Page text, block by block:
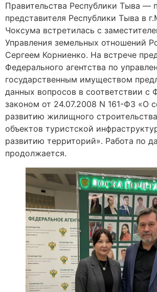
Правительства Республики Тыва —
представителя Республики Тыва в
Чоксума встретилась с
Управления земельных отношений
Сергеем Корниенко. На встрече
Федерального агентства по
государственным имуществом
данных вопросов в соответствии с
законом от 24.07.2008 N 161-ФЗ «О
развитию жилищного
объектов туристской
развитию территорий». Работа по
продолжается.